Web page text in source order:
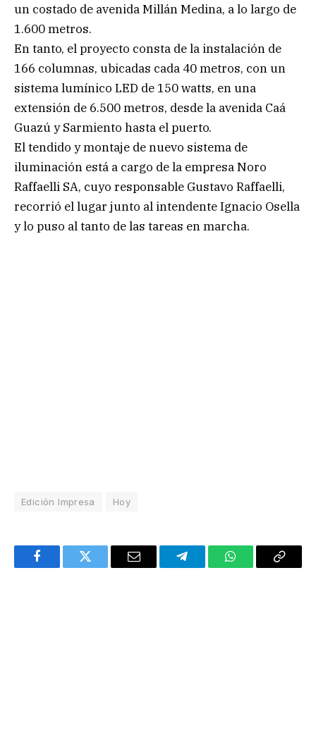
un costado de avenida Millán Medina, a lo largo de
1.600 metros.
En tanto, el proyecto consta de la instalación de
166 columnas, ubicadas cada 40 metros, con un
sistema lumínico LED de 150 watts, en una
extensión de 6.500 metros, desde la avenida Caá
Guazú y Sarmiento hasta el puerto.
El tendido y montaje de nuevo sistema de
iluminación está a cargo de la empresa Noro
Raffaelli SA, cuyo responsable Gustavo Raffaelli,
recorrió el lugar junto al intendente Ignacio Osella
y lo puso al tanto de las tareas en marcha.
Edición Impresa Hoy
FacebookTwitter Email TelegramWhatsAppCopy